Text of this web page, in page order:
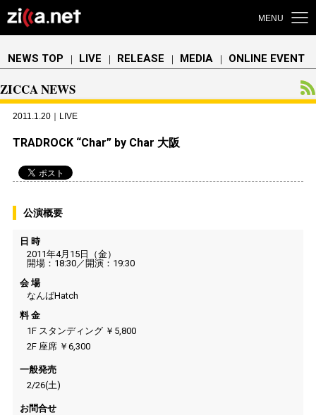
MENU
NEWS TOP ｜ LIVE ｜ RELEASE ｜ MEDIA ｜ ONLINE EVENT
ZICCA NEWS
2011.1.20｜LIVE
TRADROCK “Char” by Char 大阪
公演概要
日 時
2011年4月15日（金）
開場：18:30／開演：19:30
会 場
なんばHatch
料 金
1F スタンディング ￥5,800
2F 座席 ￥6,300
一般発売
2/26(土)
お問合せ